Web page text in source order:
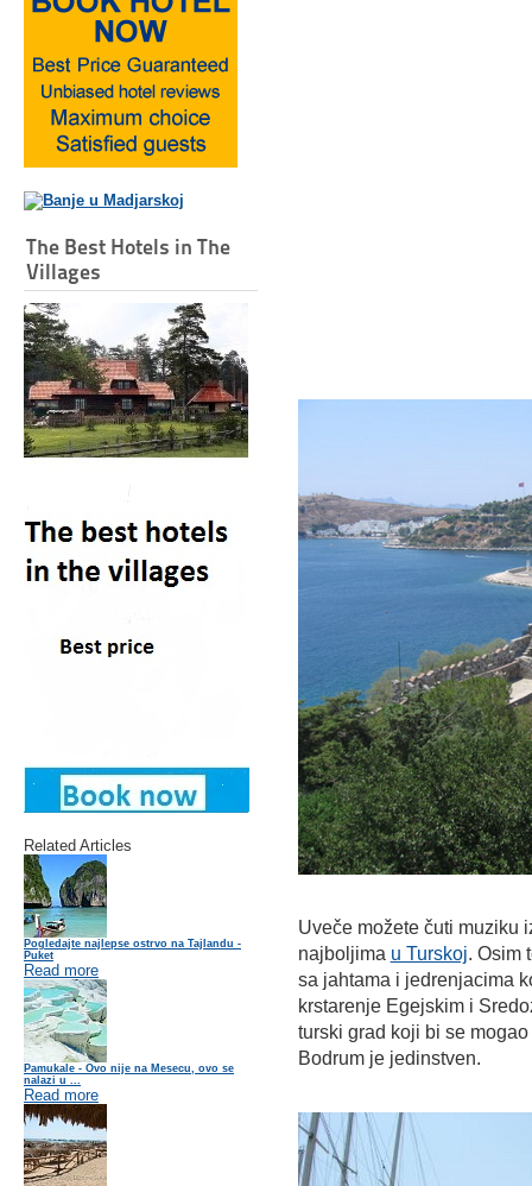
The Best Hotels in The
Villages
Related Articles
Pogledajte najlepse ostrvo na Tajlandu -
Puket
Read more
Pamukale - Ovo nije na Mesecu, ovo se
nalazi u ...
Read more
Uveče možete čuti muziku
najboljima u Turskoj. Osim
sa jahtama i jedrenjacima
krstarenje Egejskim i
turski grad koji bi se
Bodrum je jedinstven.